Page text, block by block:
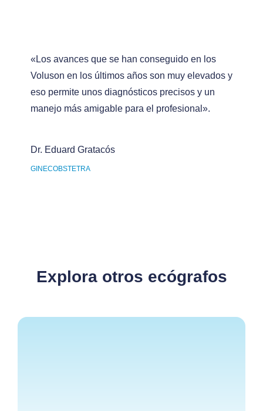
«Los avances que se han conseguido en los
Voluson en los últimos años son muy elevados y
eso permite unos diagnósticos precisos y un
manejo más amigable para el profesional».
Dr. Eduard Gratacós
GINECOBSTETRA
Explora otros ecógrafos